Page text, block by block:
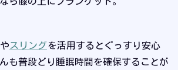
やスリングを活用するとぐっすり安心
も普段どり睡眠時間を確保することが